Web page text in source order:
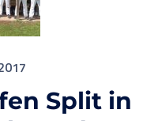
Split in